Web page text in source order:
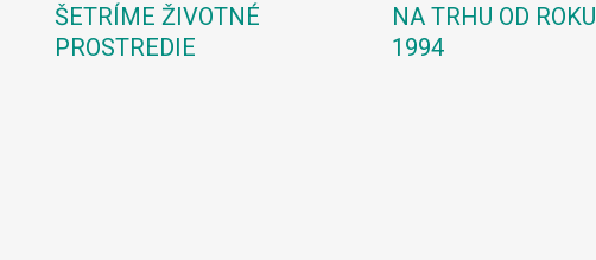
ŠETRÍME ŽIVOTNÉ
PROSTREDIE
NA TRHU OD ROKU
1994